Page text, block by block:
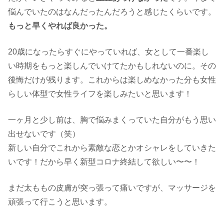
悩んでいたのはなんだったんだろうと感じたくらいです。
もっと早くやれば良かった。
20歳になったらすぐにやっていれば、女として一番楽し
い時期をもっと楽しんでいけてたかもしれないのに。その
後悔だけが残ります。
これからは楽しめなかった分も女性
らしい体型で女性ライフを楽しみたいと思います！
一ヶ月と少し前は、胸で悩みまくっていた自分がもう思い
出せないです（笑）
新しい自分でこれから素敵な恋とかオシャレをしていきた
いです！だから早く新型コロナ終結して欲しい〜〜！
まだ太ももの皮膚が突っ張って痛いですが、マッサージを
頑張って行こうと思います。